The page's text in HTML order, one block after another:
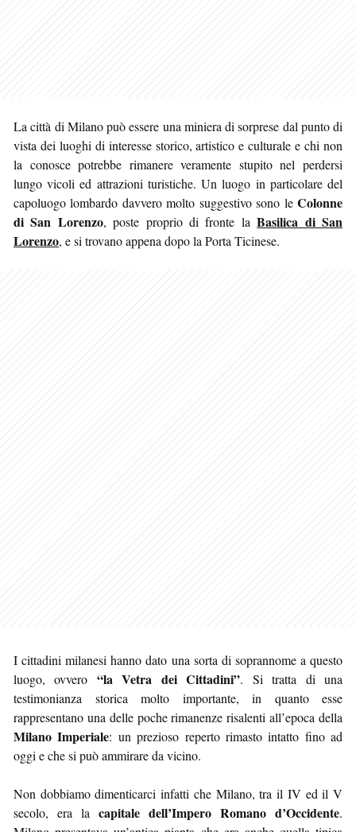
La città di Milano può essere una miniera di sorprese dal punto di
vista dei luoghi di interesse storico, artistico e culturale e chi non
la conosce potrebbe rimanere veramente stupito nel perdersi
lungo vicoli ed attrazioni turistiche. Un luogo in particolaredel
capoluogo lombardo davvero molto suggestivo sono le Colonne
di San Lorenzo, poste proprio di fronte laBasilica di San
Lorenzo, e si trovano appena dopo la Porta Ticinese.
I cittadini milanesi hanno dato una sorta di soprannome a questo
luogo, ovvero “la Vetra dei Cittadini”. Si tratta di una
testimonianza storica molto importante, in quanto esse
rappresentano una delle poche rimanenze risalenti all’epoca della
Milano Imperiale: un prezioso reperto rimasto intatto fino ad
oggi e che si può ammirare da vicino.
Non dobbiamo dimenticarci infatti che Milano, tra il IV ed il V
secolo, era la capitale dell’Impero Romano d’Occidente.